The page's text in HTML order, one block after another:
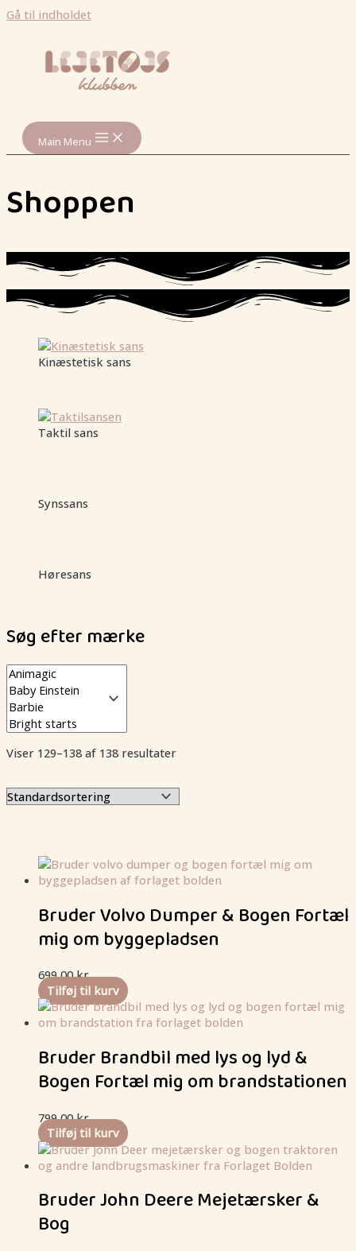
Gå til indholdet
Main Menu
Shoppen
Kinæstetisk sans
Taktil sans
Synssans
Høresans
Søg efter mærke
Viser 129–138 af 138 resultater
Bruder Volvo Dumper & Bogen Fortæl
mig om byggepladsen
699,00kr.
Tilføj til kurv
Bruder Brandbil med lys og lyd &
Bogen Fortæl mig om brandstationen
799,00kr.
Tilføj til kurv
Bruder John Deere Mejetærsker &
Bog